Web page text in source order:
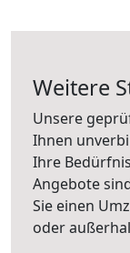
Weitere
Unsere
Ihnen
Ihre
Angebote
Sie einen
oder